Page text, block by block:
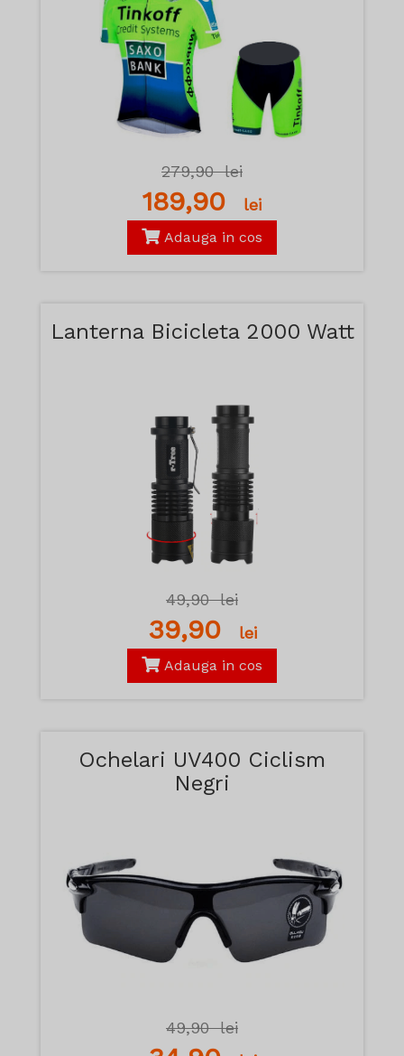
279,90lei
189,90 lei
Adauga in cos
Lanterna Bicicleta 2000 Watt
49,90lei
39,90 lei
Adauga in cos
Ochelari UV400 Ciclism
Negri
49,90lei